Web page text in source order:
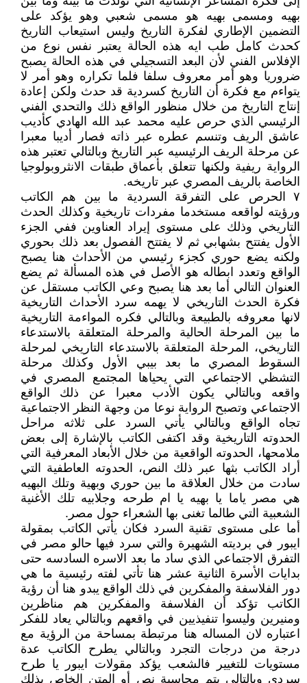
بهيه ومسمى بهيه هو مسمى شعبي وهو يؤكد على
التضمين الإطاري لفكرة التاريخ وليس استيعاب التاريخ
كحدث كامل طب ايه هذه الحالة يعتبر نفس نوع من
الإفلاس الفني لأن البعد التسجيلي في هذه الحالة يصبح
ضروريا وهو أمر معروف سلفا فلما تكراره وهو أمر لا
يتواءم مع فكرة أن التاريخ كسردية قد حدث ولكن إعادة
إنتاج التاريخ من خلال منظور الواقع ذلك والتحدي الفني
الرئيسي الذي حرص عليه محمد عبد الله الهادي كأديب
عاشق الريف وتنسم عطره عبر ذاته فصار أديبا معبرا
عن مرحلة الريف الرئيسيه عبر التاريخ وبالتالي تعتبر هذه
الرواية ريفية ولكنها تتعلق بأعماق طبقات الانثروبولوجيا
الخاصة بالريف المصري عبر تاريخه.
٧ الحرص على التفرقة السردية ما بين هم الكاتب
ورؤيته لواقعه مستخدما مفردات تاريخية وكذلك الحدث
التاريخي وذلك على مستوى إيراد العناوين ففي الجزء
الأول يفتتح بشهابي ثم لا يفتتح الفصول بعد ذلك بحوري
ولكنه يضع حوري كجزء رئيسي من الأحداث هنا يصبح
الواقع وتعدد ابطاله هو الأصل في هذه المسألة ثم يضع
العنوان التالي أما بعد هنا يصبح وعي الكاتب مستقل عن
فكرة الحدث التاريخي لا يهمه سرد الأحداث التاريخية
لانها معروفه بالطبيعة وبالتالي فكره المواءمة التاريخية
ما بين المرحلة الحالية والمرحلة المتعلقة بالاستدعاء
التاريخي، المرحلة المتعلقة بالاستدعاء التاريخي لمرحلة
السقوط المصري ما بعد بيبي الأول وكذلك مرحلة
التشظي الاجتماعي التي يحياها المجتمع المصري في
واقعه وبالتالي يكون الأدب معبرا عن ذلك الواقع
الاجتماعي وتصبح الرواية نوعا من وجهة النظر الاجتماعية
تجاه الواقع وبالتالي يأتي السرد على ثلاثه مراحل
الحدوته التاريخية وقد اكتفى الكاتب بالإشارة إلى بعض
ملامحها، الحدوته الواقعية من خلال الأبعاد المعرفية التي
أراد الكاتب بثها عبر ذلك النص، الحدوته العاطفية التي
سادت من خلال العلاقة ما بين حوري وبهية وتلك البهيه
هي مصر ياما يا بهيه يا ام طرحه وجلابيه تلك الأغنية
الشعبية التي طالما تغنى بها الشعراء حول مصر.
أما على مستوى تقنية السرد فكان يأتي الكاتب بمقولة
ايبور في برديته الشهيرة والتي سرد فيها حالو مصر في
التفرق الاجتماعي الذي ساد ما بعد الاسره السادسه حتى
بدايات الأسرة الثانية عشر هنا تأتي لفته رئيسية ما هي
دور الفلاسفة والمفكرين في ذلك الواقع يبدو هنا أن رؤية
الكاتب تؤكد أن الفلاسفة والمفكرين هم مناظرين
ومنيرين وليسوا تنفيذيين في واقعهم وبالتالي يعاد للفكر
اعتباره لان المساله هنا مرتبطة بمساحة من الرؤية مع
درجة من درجات التجرد وبالتالي يطرح الكاتب عدة
مستويات للتغيير فالشعب يؤكد مقولات ايبور يا طرح
سردي وبالتالي يتم محاسبة نص أو المتن الخاص بذلك